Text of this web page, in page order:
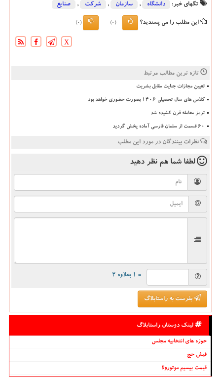
تگهای خبر: دانشگاه‌ , سازمان , شركت , صنایع
این مطلب را می پسندید؟ (0)
(0)
X
تازه ترین مطالب مرتبط
تعیین مجازات جنایت مقابل بشریت
کلاس های سال تحصیلی ۱۴۰۶ بصورت حضوری خواهد بود
ترمز معامله قرن کشیده شد
۶۰ قسمت از سلمان فارسی آماده پخش گردید
نظرات بینندگان در مورد این مطلب
لطفا شما هم نظر دهید
= ۱ بعلاوه ۲
بفرست به راستابلاگ
لینک دوستان راستابلاگ
حوزه های انتخابیه مجلس
فیش حج
قیمت بیسیم موتورولا